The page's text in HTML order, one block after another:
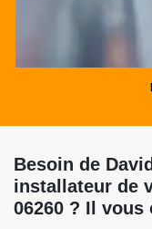
Besoin de
installateur de
06260 ? Il